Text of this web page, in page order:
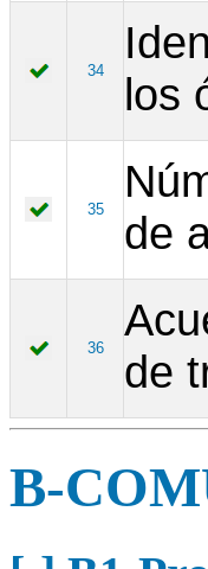
34
los
35
de
36
de
B-